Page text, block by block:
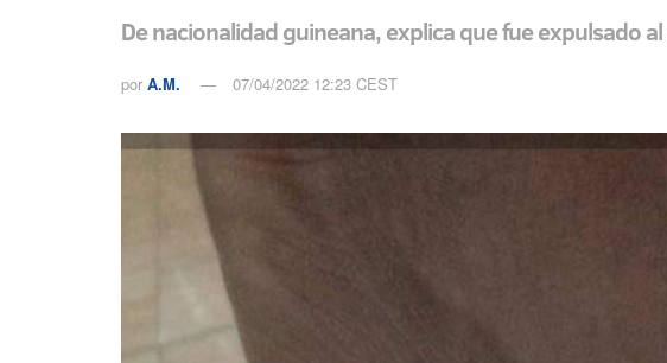
De nacionalidad guineana, explica que fue expulsado
por A.M. 07/04/2022 12:23 CEST